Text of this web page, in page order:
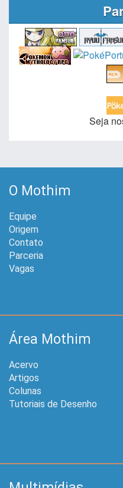
Seja
O Mothim
Equipe
Origem
Contato
Parceria
Vagas
Área Mothim
Acervo
Artigos
Colunas
Tutoriais de Desenho